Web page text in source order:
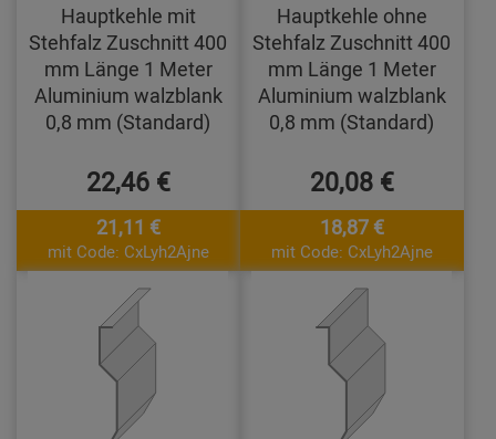
Hauptkehle mit
Stehfalz Zuschnitt 400
mm Länge 1 Meter
Aluminium walzblank
0,8 mm (Standard)
22,46 €
21,11 €
mit Code: CxLyh2Ajne
Hauptkehle ohne
Stehfalz Zuschnitt 400
mm Länge 1 Meter
Aluminium walzblank
0,8 mm (Standard)
20,08 €
18,87 €
mit Code: CxLyh2Ajne